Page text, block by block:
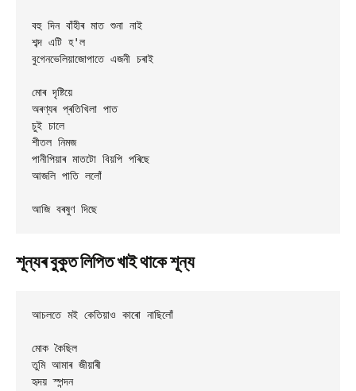
বহু দিন বাঁহীৰ মাত শুনা নাই
শব্দ এটি হ'ল
বুগেনভেলিয়াজোপাতে এজনী চৰাই
মোৰ দৃষ্টিয়ে
অৰণ্যৰ প্ৰতিখিলা পাত
চুই চালে
শীতল নিমজ
পানীপিয়াৰ মাতটো বিয়পি পৰিছে
আজলি পাতি ললোঁ
শূন্যৰ বুকুত লিপিত খাই থাকে শূন্য
আচলতে মই কেতিয়াও কাৰো নাছিলোঁ
মোক কৈছিল
তুমি আমাৰ জীয়াৰী
হৃদয় স্পন্দন